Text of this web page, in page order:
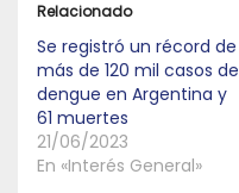
Relacionado
Se registró un récord de
más de 120 mil casos de
dengue en Argentina y
61 muertes
21/06/2023
En «Interés General»